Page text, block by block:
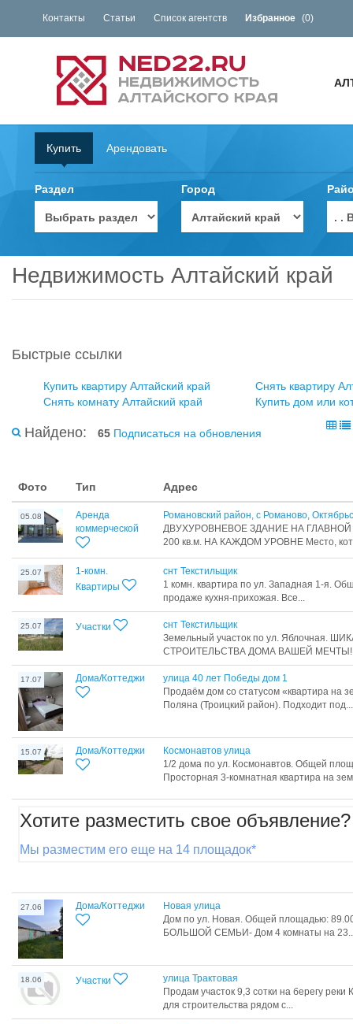
Контакты Статьи Список агентств Избранное (0)
Купить Арендовать
Раздел Город
. .
Недвижимость Алтайский край
Быстрые ссылки
Купить квартиру Алтайский край
Снять квартиру
Снять комнату Алтайский край
Купить дом или
Найдено: 65 Подписаться на обновления
Фото Тип Адрес
05.08
Аренда
коммерческой
Романовский район, с Романово,
ДВУХУРОВНЕВОЕ ЗДАНИЕ НА
200 кв.м. НА КАЖДОМ УРОВНЕ Место,
25.07
1-комн.
Квартиры
снт Текстильщик
1 комн. квартира по ул. Западная 1-я.
продаже кухня-прихожая. Все...
25.07 Участки
снт Текстильщик
Земельный участок по ул. Яблочная.
СТРОИТЕЛЬСТВА ДОМА ВАШЕЙ МЕЧТЫ!
17.07 Дома/Коттеджи
улица 40 лет Победы дом 1
Продаём дом со статусом «квартира на
Поляна (Троицкий район). Подходит под...
15.07 Дома/Коттеджи
Космонавтов улица
1/2 дома по ул. Космонавтов. Общей
Просторная 3-комнатная квартира на
Хотите разместить свое объявление?
Мы разместим его еще на 14 площадок*
27.06 Дома/Коттеджи
Новая улица
Дом по ул. Новая. Общей площадью:
БОЛЬШОЙ СЕМЬИ- Дом 4 комнаты на
18.06 Участки
улица Трактовая
Продам участок 9,3 сотки на берегу реки
для строительства рядом с...